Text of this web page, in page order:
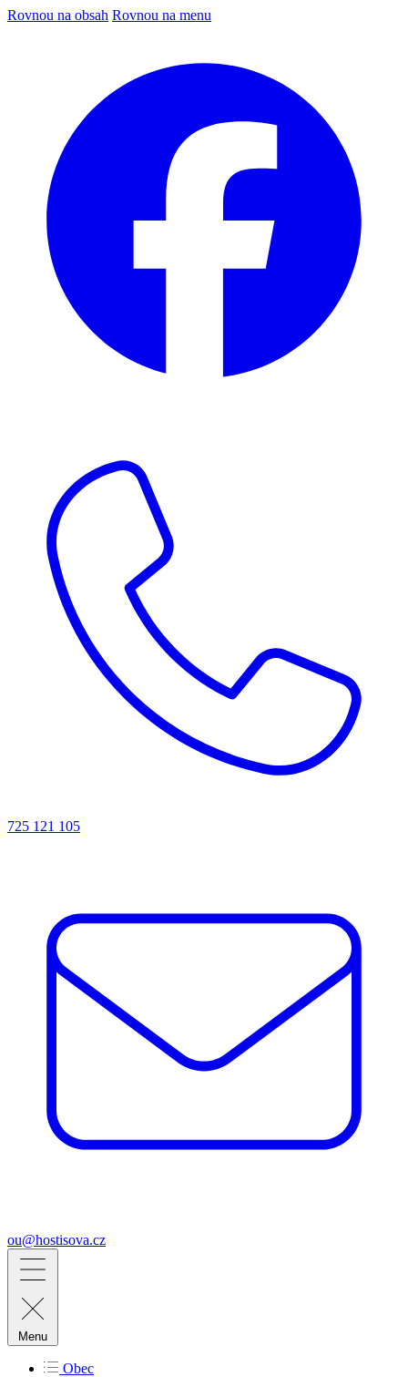
Rovnou na obsah Rovnou na menu
725 121 105
ou@hostisova.cz
Menu
Obec